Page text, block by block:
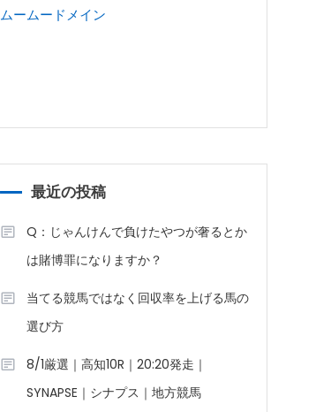
ムームードメイン
最近の投稿
Q：じゃんけんで負けたやつが奢るとか
は賭博罪になりますか？
当てる競馬ではなく回収率を上げる馬の
選び方
8/1厳選｜高知10R｜20:20発走｜
SYNAPSE｜シナプス｜地方競馬